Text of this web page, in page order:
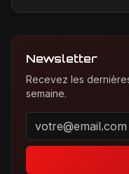
Newsletter
Recevez les
semaine.
Adresse email